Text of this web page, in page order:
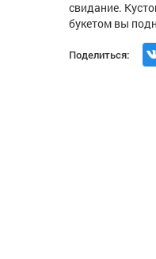
свидание.
букетом вы
Поделиться: